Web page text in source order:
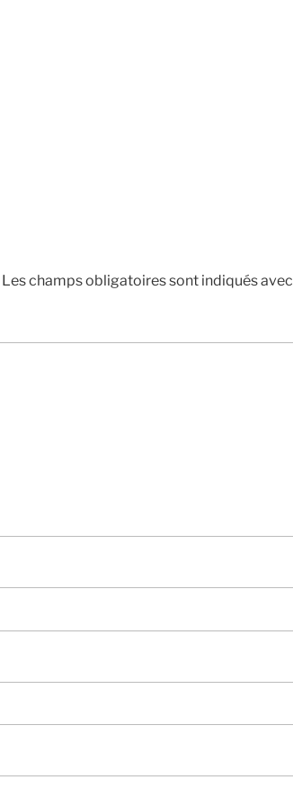
Les champs obligatoires sont indiqués avec